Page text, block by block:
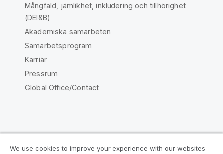
Mångfald, jämlikhet, inkludering och tillhörighet
(DEI&B)
Akademiska samarbeten
Samarbetsprogram
Karriär
Pressrum
Global Office/Contact
We use cookies to improve your experience with our websites